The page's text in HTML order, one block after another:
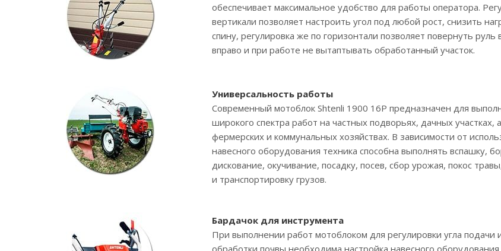
обеспечивает максимальное удобство для работы оператора.
вертикали позволяет настроить угол под любой рост, снизить
спину, регулировка же по горизонтали позволяет повернуть руль
вправо и при работе не вытаптывать обработанный участок.
Универсальность работы
Современный мотоблок Shtenli 1900 16P предназначен для
широкого спектра работ на частных подворьях, дачных участках,
фермерских и коммунальных хозяйствах. В зависимости от
навесного оборудования техника способна выполнять вспашку,
дискование, окучивание, посадку, посев, сбор урожая, покос
и транспортировку грузов.
Бардачок для инструмента
При выполнении работ мотоблоком для регулировки угла подачи
обработки почвы необходима настройка навесного